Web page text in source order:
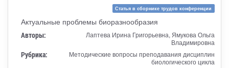
Статья в сборнике трудов конференции
Актуальные проблемы биоразнообразия
Авторы:
Лаптева Ирина Григорьевна, Ямукова Ольга
Владимировна
Рубрика:
Методические вопросы преподавания дисциплин
биологического цикла